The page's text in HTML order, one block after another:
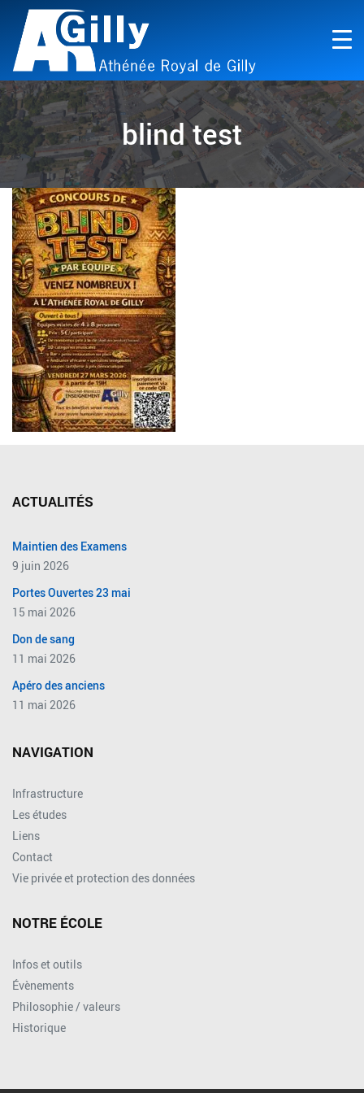
blind test
ACTUALITÉS
Maintien des Examens
9 juin 2026
Portes Ouvertes 23 mai
15 mai 2026
Don de sang
11 mai 2026
Apéro des anciens
11 mai 2026
NAVIGATION
Infrastructure
Les études
Liens
Contact
Vie privée et protection des données
NOTRE ÉCOLE
Infos et outils
Évènements
Philosophie / valeurs
Historique